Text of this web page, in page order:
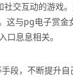
交互动的游
与pg电子赏
息息相关。
段，不断提升